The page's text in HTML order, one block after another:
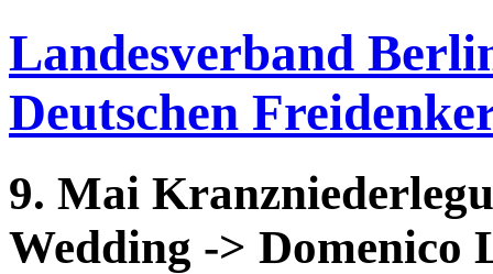
Landesverband
Deutschen
9. Mai
Wedding -> Domenico